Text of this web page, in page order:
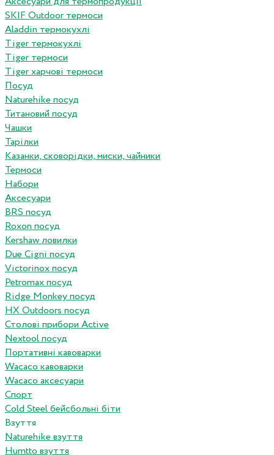
SKIF Outdoor термоси
Aladdin термокухлі
Tiger термокухлі
Tiger термоси
Tiger харчові термоси
Посуд
Naturehike посуд
Титановий посуд
Чашки
Тарілки
Казанки, сковорідки, миски, чайники
Термоси
Набори
Аксесуари
BRS посуд
Roxon посуд
Kershaw ловилки
Due Cigni посуд
Victorinox посуд
Petromax посуд
Ridge Monkey посуд
HX Outdoors посуд
Столові прибори Active
Nextool посуд
Портативні кавоварки
Wacaco кавоварки
Wacaco аксесуари
Спорт
Cold Steel бейсбольні біти
Взуття
Naturehike взуття
Humtto взуття